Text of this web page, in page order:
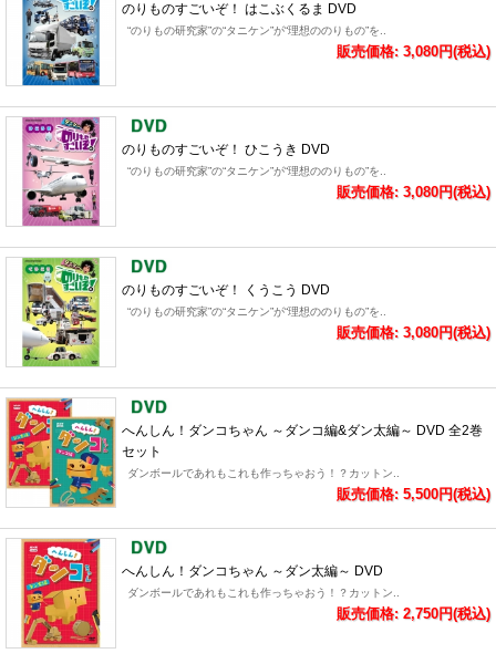
のりものすごいぞ！ はこぶくるま DVD
“のりもの研究家”の“タニケン”が“理想ののりもの”を..
販売価格: 3,080円(税込)
のりものすごいぞ！ ひこうき DVD
“のりもの研究家”の“タニケン”が“理想ののりもの”を..
販売価格: 3,080円(税込)
のりものすごいぞ！ くうこう DVD
“のりもの研究家”の“タニケン”が“理想ののりもの”を..
販売価格: 3,080円(税込)
へんしん！ダンコちゃん ～ダンコ編&ダン太編～ DVD 全2巻
セット
ダンボールであれもこれも作っちゃおう！？カットン..
販売価格: 5,500円(税込)
へんしん！ダンコちゃん ～ダン太編～ DVD
ダンボールであれもこれも作っちゃおう！？カットン..
販売価格: 2,750円(税込)